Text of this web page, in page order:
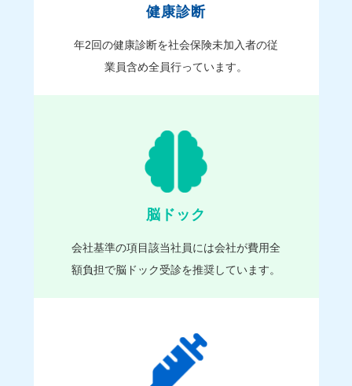
健康診断
年2回の健康診断を社会保険未加入者の従
業員含め全員行っています。
脳ドック
会社基準の項目該当社員には会社が費用全
額負担で脳ドック受診を推奨しています。